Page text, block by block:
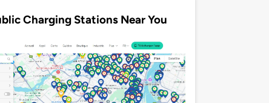
Charging Stations Near You